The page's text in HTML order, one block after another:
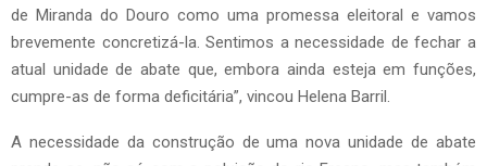
de Miranda do Douro como uma promessa eleitoral e vamos
brevemente concretizá-la. Sentimos a necessidade de fechar a
atual unidade de abate que, embora ainda esteja em funções,
cumpre-as de forma deficitária”, vincou Helena Barril.
A necessidade da construção de uma nova unidade de abate